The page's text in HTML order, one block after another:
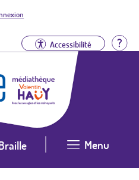
Accessibilité
Menu